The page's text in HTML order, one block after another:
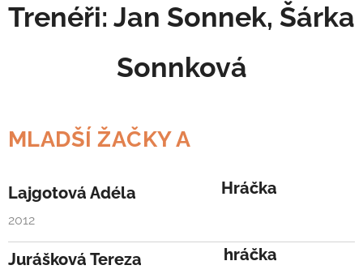
Trenéři: Jan Sonnek, Šárka
Sonnková
MLADŠÍ ŽAČKY A
Lajgotová Adéla
2012
Hráčka
Jurášková Tereza hráčka